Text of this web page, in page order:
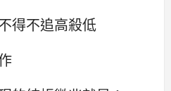
得不追高殺低